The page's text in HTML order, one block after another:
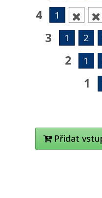
1
2
3
4
1
1 2
1  
Přidat